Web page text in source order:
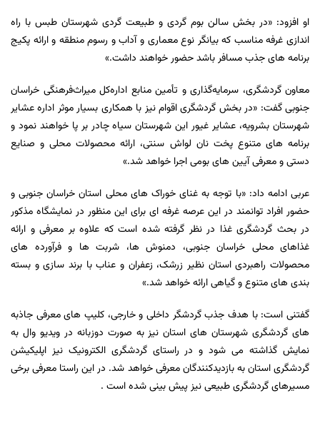
او افزود: «در بخش سالن بوم گردی و طبیعت گردی شهرستان طبس با راه
اندازی غرفه مناسب که بیانگر نوع معماری و آداب و رسوم منطقه و ارائه پکیج
برنامه های جذب مسافر باشد حضور خواهند داشت.»
معاون گردشگری، سرمایه‌گذاری و تأمین منابع اداره‌کل میراث‌فرهنگی خراسان
جنوبی گفت: «در بخش گردشگری اقوام نیز با همکاری بسیار موثر اداره عشایر
شهرستان بشرویه، عشایر غیور این شهرستان سیاه چادر بر پا خواهند نمود و
برنامه های متنوع پخت نان لواش سنتی، ارائه محصولات محلی و صنایع
دستی و معرفی آیین های بومی اجرا خواهد شد.»
عربی ادامه داد: «با توجه به غنای خوراک های محلی استان خراسان جنوبی و
حضور افراد توانمند در این عرصه غرفه ای برای این منظور در نمایشگاه مذکور
در بحث گردشگری غذا در نظر گرفته شده است که علاوه بر معرفی و ارائه
غذاهای محلی خراسان جنوبی، دمنوش ها، شربت ها و فرآورده های
محصولات راهبردی استان نظیر زرشک، زعفران و عناب با برند سازی و بسته
بندی های متنوع و گیاهی ارائه خواهد شد.»
گفتنی است: با هدف جذب گردشگر داخلی و خارجی، کلیپ های معرفی جاذبه
های گردشگری شهرستان های استان نیز به صورت دوزبانه در ویدیو وال به
نمایش گذاشته می شود و در راستای گردشگری الکترونیک نیز اپلیکیشن
گردشگری استان به بازدیدکنندگان معرفی خواهد شد. در این راستا معرفی برخی
مسیرهای گردشگری طبیعی نیز پیش بینی شده است .